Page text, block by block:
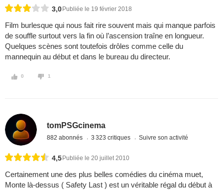
3,0 Publiée le 19 février 2018
Film burlesque qui nous fait rire souvent mais qui manque parfois
de souffle surtout vers la fin où l’ascension traîne en longueur.
Quelques scènes sont toutefois drôles comme celle du
mannequin au début et dans le bureau du directeur.
0 1
tomPSGcinema
882 abonnés 3 323 critiques Suivre son activité
4,5 Publiée le 20 juillet 2010
Certainement une des plus belles comédies du cinéma muet,
Monte là-dessus ( Safety Last ) est un véritable régal du début à